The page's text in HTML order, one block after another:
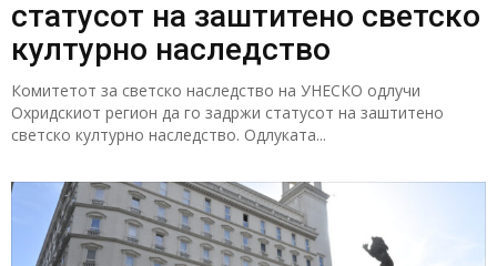
статусот на заштитено светско
културно наследство
Комитетот за светско наследство на УНЕСКО одлучи
Охридскиот регион да го задржи статусот на заштитено
светско културно наследство. Одлуката...